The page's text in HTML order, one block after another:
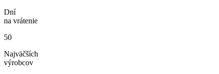
Dní
na vrátenie
50
Najväčších
výrobcov